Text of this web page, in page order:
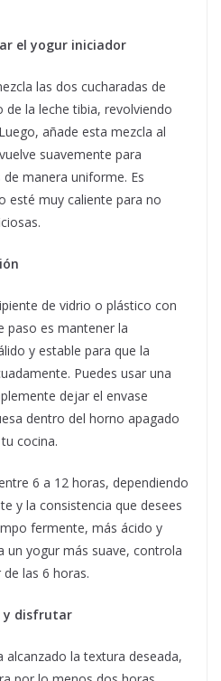
el yogur iniciador
las dos cucharadas de
la leche tibia, revolviendo
añade esta mezcla al
suavemente para
manera uniforme. Es
esté muy caliente para no
de vidrio o plástico con
paso es mantener la
y estable para que la
Puedes usar una
dejar el envase
dentro del horno apagado
cocina.
6 a 12 horas, dependiendo
y la consistencia que desees
fermente, más ácido y
un yogur más suave, controla
las 6 horas.
y disfrutar
alcanzado la textura deseada,